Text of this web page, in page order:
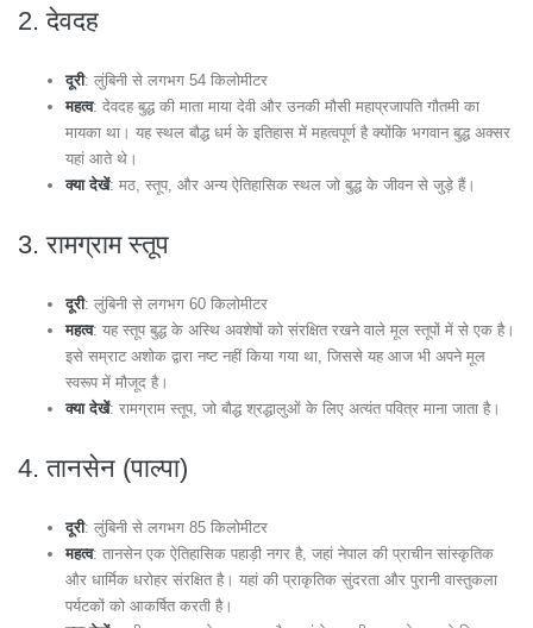
2.देवदह
दूरी: लुंबिनी से लगभग 54 किलोमीटर
महत्व: देवदह बुद्ध की माता माया देवी और उनकी मौसी महाप्रजापति गौतमी का
मायका था। यह स्थल बौद्ध धर्म के इतिहास में महत्वपूर्ण है क्योंकि भगवान बुद्ध अक्सर
यहां आते थे।
क्या देखें: मठ, स्तूप, और अन्य ऐतिहासिक स्थल जो बुद्ध के जीवन से जुड़े हैं।
3.रामग्राम स्तूप
दूरी: लुंबिनी से लगभग 60 किलोमीटर
महत्व: यह स्तूप बुद्ध के अस्थि अवशेषों को संरक्षित रखने वाले मूल स्तूपों में से एक है।
इसे सम्राट अशोक द्वारा नष्ट नहीं किया गया था, जिससे यह आज भी अपने मूल
स्वरूप में मौजूद है।
क्या देखें: रामग्राम स्तूप, जो बौद्ध श्रद्धालुओं के लिए अत्यंत पवित्र माना जाता है।
4.तानसेन (पाल्पा)
दूरी: लुंबिनी से लगभग 85 किलोमीटर
महत्व: तानसेन एक ऐतिहासिक पहाड़ी नगर है, जहां नेपाल की प्राचीन सांस्कृतिक
और धार्मिक धरोहर संरक्षित है। यहां की प्राकृतिक सुंदरता और पुरानी वास्तुकला
पर्यटकों को आकर्षित करती है।